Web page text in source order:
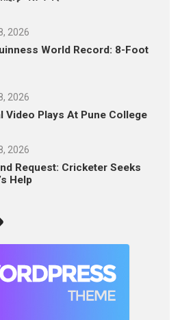
2026
World Record: 8-Foot
2026
Video Plays At Pune College
2026
Request: Cricketer Seeks
Help